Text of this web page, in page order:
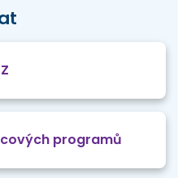
programů